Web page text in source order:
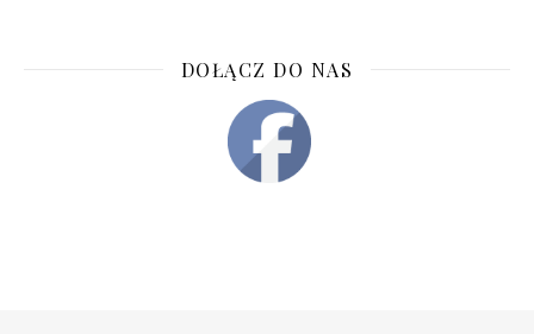
DOŁĄCZ DO NAS